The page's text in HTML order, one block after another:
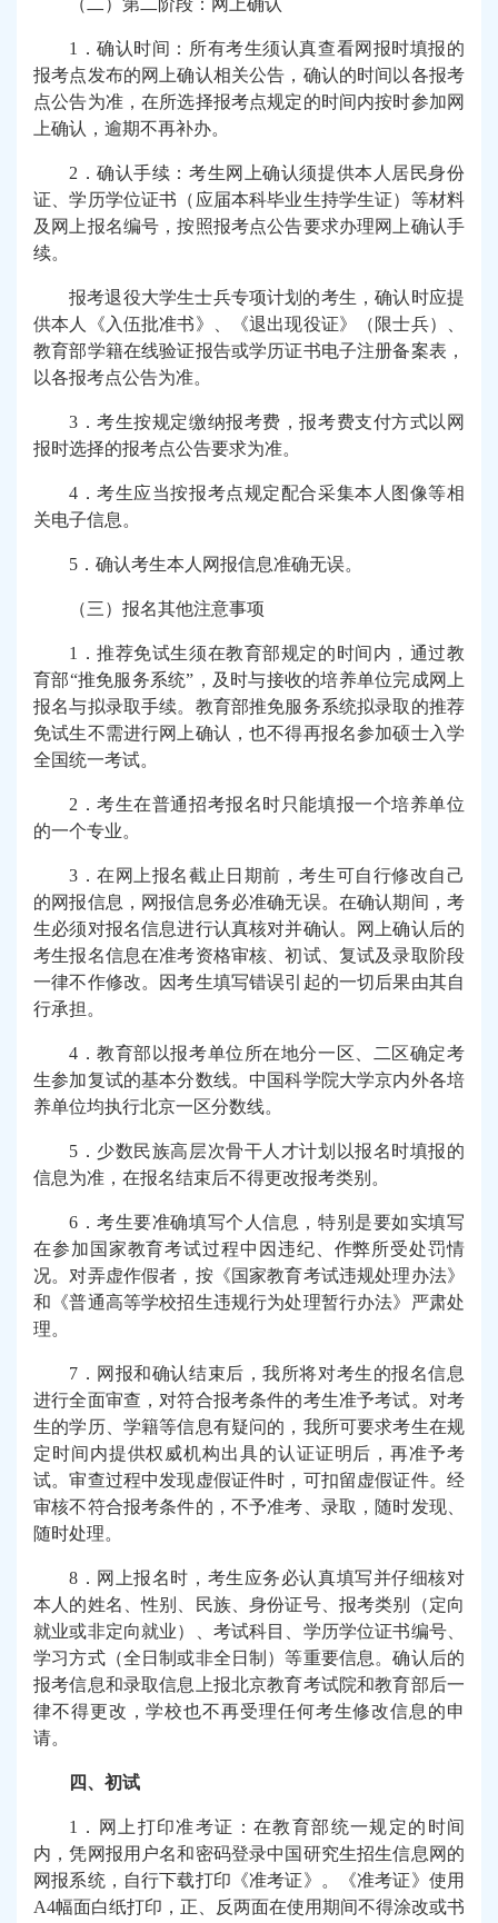
（二）第二阶段：网上确认
1
．确认时间：所有考生须认真查看网报时填报的
报考点发布的网上确认相关公告，确认的时间以各报考
点公告为准，在所选择报考点规定的时间内按时参加网
上确认，逾期不再补办。
2 ．确认手续：考生网上确认须提供本人居民身份
证、学历学位证书（应届本科毕业生持学生证）等材料
及网上报名编号，按照报考点公告要求办理网上确认手
续。
报考退役大学生士兵专项计划的考生，确认时应提
供本人《入伍批准书》、《退出现役证》（限士兵）、
教育部学籍在线验证报告或学历证书电子注册备案表，
以各报考点公告为准。
3 ．考生按规定缴纳报考费，报考费支付方式以网
报时选择的报考点公告要求为准。
4 ．考生应当按报考点规定配合采集本人图像等相
关电子信息。
5 ．确认考生本人网报信息准确无误。
（三）报名其他注意事项
1
．推荐免试生须在教育部规定的时间内，通过教
育部“推免服务系统” ，及时与接收的培养单位完成网上
报名与拟录取手续。教育部推免服务系统拟录取的推荐
免试生不需进行网上确认，也不得再报名参加硕士入学
全国统一考试。
2 ．考生在普通招考报名时只能填报一个培养单位
的一个专业。
3 ．在网上报名截止日期前，考生可自行修改自己
的网报信息，网报信息务必准确无误。在确认期间，考
生必须对报名信息进行认真核对并确认。网上确认后的
考生报名信息在准考资格审核、初试、复试及录取阶段
一律不作修改。因考生填写错误引起的一切后果由其自
行承担。
4 ．教育部以报考单位所在地分一区、二区确定考
生参加复试的基本分数线。中国科学院大学京内外各培
养单位均执行北京一区分数线。
5 ．少数民族高层次骨干人才计划以报名时填报的
信息为准，在报名结束后不得更改报考类别。
6 ．考生要准确填写个人信息，特别是要如实填写
在参加国家教育考试过程中因违纪、作弊所受处罚情
况。对弄虚作假者，按《国家教育考试违规处理办法》
和《普通高等学校招生违规行为处理暂行办法》严肃处
理。
7 ．网报和确认结束后，我所将对考生的报名信息
进行全面审查，对符合报考条件的考生准予考试。对考
生的学历、学籍等信息有疑问的，我所可要求考生在规
定时间内提供权威机构出具的认证证明后，再准予考
试。审查过程中发现虚假证件时，可扣留虚假证件。经
审核不符合报考条件的，不予准考、录取，随时发现、
随时处理。
8 ．网上报名时，考生应务必认真填写并仔细核对
本人的姓名、性别、民族、身份证号、报考类别（定向
就业或非定向就业）、考试科目、学历学位证书编号、
学习方式（全日制或非全日制）等重要信息。确认后的
报考信息和录取信息上报北京教育考试院和教育部后一
律不得更改，学校也不再受理任何考生修改信息的申
请。
四、初试
1
．网上打印准考证：在教育部统一规定的时间
内，凭网报用户名和密码登录中国研究生招生信息网的
网报系统，自行下载打印《准考证》。《准考证》使用
A4幅面白纸打印，正、反两面在使用期间不得涂改或书